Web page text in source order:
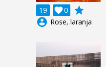
19 0

grade
account_circle Rose, laranja